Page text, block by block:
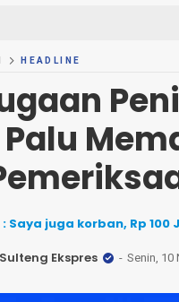
HEADLINE
Saya juga korban, Rp
Ekspres
Senin, 10